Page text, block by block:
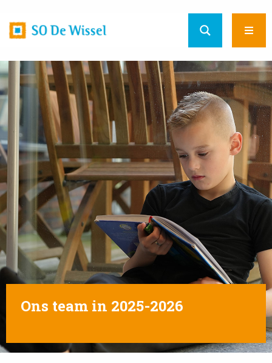
Ons team in 2025-2026